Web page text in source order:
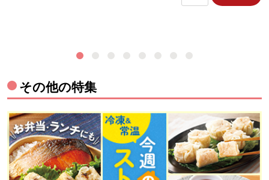
その他の特集